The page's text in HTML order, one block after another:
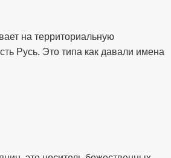
на территориальную
Русь. Это типа как давали имена